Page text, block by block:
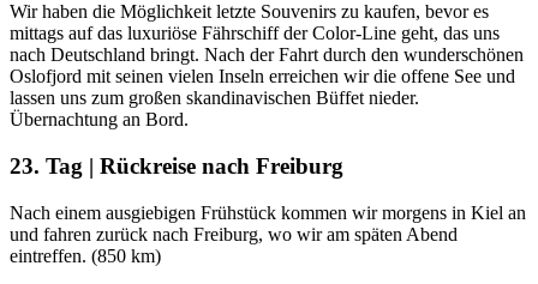
Wir haben die Möglichkeit letzte Souvenirs zu kaufen, bevor es
mittags auf das luxuriöse Fährschiff der Color-Line geht, das uns
nach Deutschland bringt. Nach der Fahrt durch den wunderschönen
Oslofjord mit seinen vielen Inseln erreichen wir die offene See und
lassen uns zum großen skandinavischen Büffet nieder.
Übernachtung an Bord.
23. Tag | Rückreise nach Freiburg
Nach einem ausgiebigen Frühstück kommen wir morgens in Kiel an
und fahren zurück nach Freiburg, wo wir am späten Abend
eintreffen. (850 km)